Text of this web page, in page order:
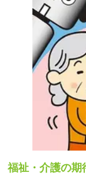
福祉・介護の期